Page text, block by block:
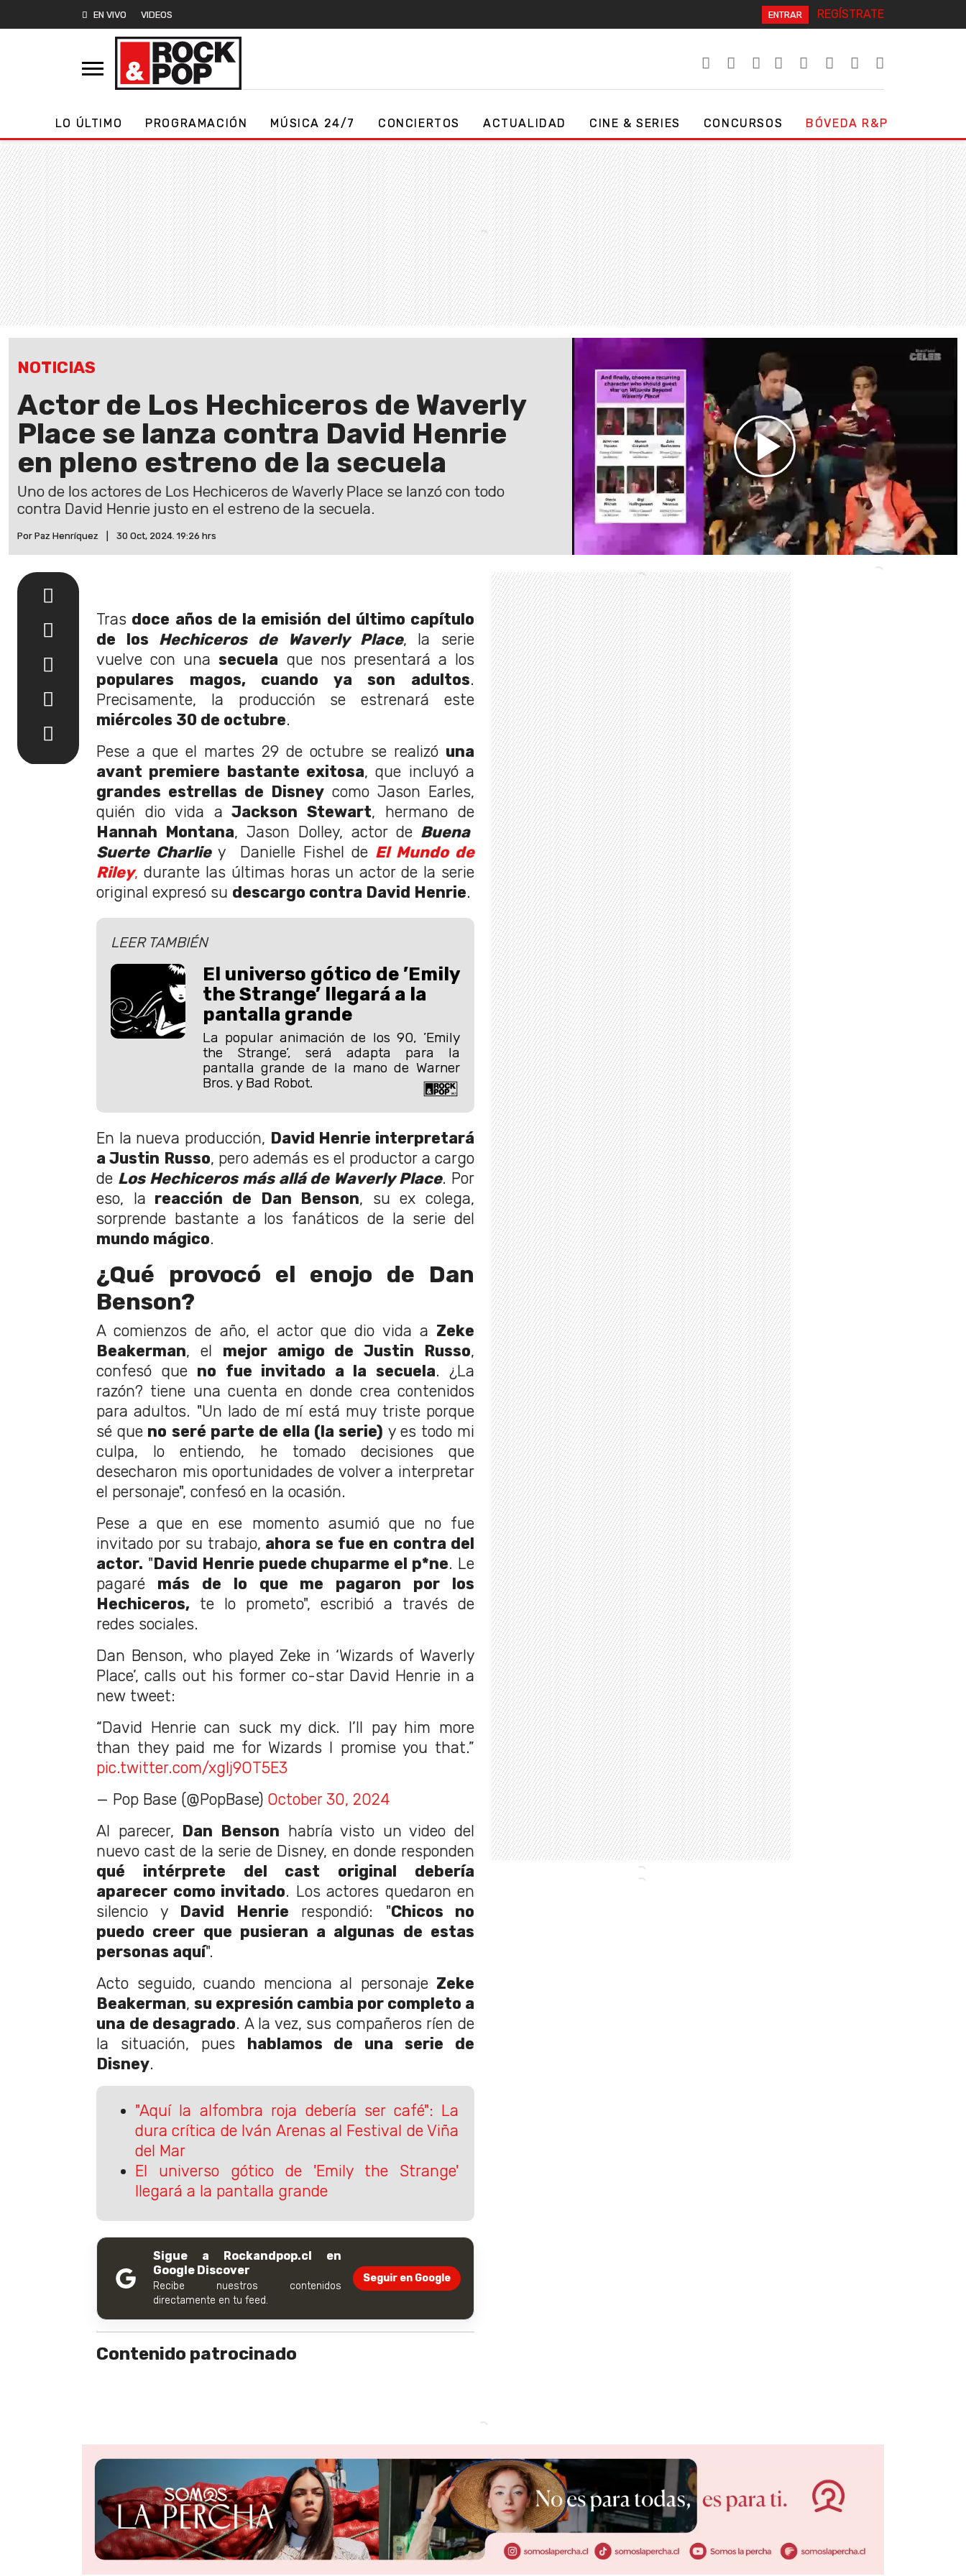
EN VIVO VIDEOS ENTRAR REGÍSTRATE
LO ÚLTIMO PROGRAMACIÓN MÚSICA 24/7 CONCIERTOS ACTUALIDAD CINE & SERIES CONCURSOS BÓVEDA R&P
NOTICIAS
Actor de Los Hechiceros de Waverly
Place se lanza contra David Henrie
en pleno estreno de la secuela
Uno de los actores de Los Hechiceros de Waverly Place se lanzó con todo
contra David Henrie justo en el estreno de la secuela.
Por Paz Henríquez 30 Oct, 2024. 19:26 hrs
Tras doce años de la emisión del último capítulo
de los Hechiceros de Waverly Place, la serie
vuelve con unasecuela que nos presentará a los
populares magos, cuando ya son adultos.
Precisamente, la producción se estrenará este
miércoles 30 de octubre.
Pese a que el martes 29 de octubre se realizó una
avant premiere bastante exitosa, que incluyó a
grandes estrellas de Disney como Jason Earles,
quién dio vida a Jackson Stewart, hermano de
Hannah Montana, Jason Dolley, actor de Buena
Suerte Charliey Danielle Fishel de El Mundo de
Riley, durante las últimas horas un actor de la serie
original expresó su descargo contra David Henrie.
LEER TAMBIÉN
El universo gótico de ’Emily
the Strange’ llegará a la
pantalla grande
La popular animación de los 90, ’Emily
the Strange’, será adapta para la
pantalla grande de la mano de Warner
Bros. y Bad Robot.
En la nueva producción, David Henrie interpretará
a Justin Russo, pero además es el productor a cargo
de Los Hechiceros más allá de Waverly Place. Por
eso, la reacción de Dan Benson, su ex colega,
sorprende bastante a los fanáticos de la serie del
mundo mágico.
¿Qué provocó el enojo de Dan
Benson?
A comienzos de año, el actor que dio vida a Zeke
Beakerman, el mejor amigo de Justin Russo,
confesó que no fue invitado a la secuela. ¿La
razón? tiene una cuenta en donde crea contenidos
para adultos. "Un lado de mí está muy triste porque
sé que no seré parte de ella (la serie) y es todo mi
culpa, lo entiendo, he tomado decisiones que
desecharon mis oportunidades de volver a interpretar
el personaje", confesó en la ocasión.
Pese a que en ese momento asumió que no fue
invitado por su trabajo, ahora se fue en contra del
actor. "David Henrie puede chuparme el p*ne. Le
pagaré más de lo que me pagaron por los
Hechiceros, te lo prometo", escribió a través de
redes sociales.
Dan Benson, who played Zeke in ‘Wizards of Waverly
Place’, calls out his former co-star David Henrie in a
new tweet:
“David Henrie can suck my dick. I’ll pay him more
than they paid me for Wizards I promise you that.”
pic.twitter.com/xglj9OT5E3
— Pop Base (@PopBase) October 30, 2024
Al parecer, Dan Benson habría visto un video del
nuevo cast de la serie de Disney, en donde responden
qué intérprete del cast original debería
aparecer como invitado. Los actores quedaron en
silencio y David Henrie respondió: "Chicos no
puedo creer que pusieran a algunas de estas
personas aquí".
Acto seguido, cuando menciona al personaje Zeke
Beakerman, su expresión cambia por completo a
una de desagrado. A la vez, sus compañeros ríen de
la situación, pues hablamos de una serie de
Disney.
"Aquí la alfombra roja debería ser café": La
dura crítica de Iván Arenas al Festival de Viña
del Mar
El universo gótico de 'Emily the Strange'
llegará a la pantalla grande
Sigue a Rockandpop.cl en
Google Discover
Recibe nuestros contenidos
directamente en tu feed.
Seguir en Google
Contenido patrocinado